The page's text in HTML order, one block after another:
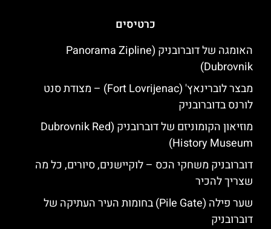
כרטיסים
האומגה של דוברובניק (Panorama Zipline
Dubrovnik)
מבצר לוברינאץ' (Fort Lovrijenac) – מצודת סנט
לורנס בדוברובניק
מוזיאון הקומוניזם של דוברובניק (Dubrovnik Red
History Museum)
דוברובניק משחקי הכס – לוקיישנים, סיורים, כל מה
שצריך להכיר
שער פילה (Pile Gate) בחומות העיר העתיקה של
דוברובניק